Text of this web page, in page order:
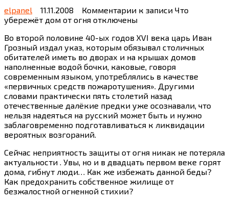
elpanel 11.11.2008 Комментарии к записи Что
убережёт дом от огня отключены
Во второй половине 40-ых годов XVI века царь Иван
Грозный издал указ, которым обязывал столичных
обитателей иметь во дворах и на крышах домов
наполненные водой бочки, каковые, говоря
современным языком, употреблялись в качестве
«первичных средств пожаротушения». Другими
словами практически пять столетий назад
отечественные далёкие предки уже осознавали, что
нельзя надеяться на русский может быть и нужно
заблаговременно подготавливаться к ликвидации
вероятных возгораний.
Сейчас неприятность защиты от огня никак не потеряла
актуальности . Увы, но и в двадцать первом веке горят
дома, гибнут люди… Как же избежать данной беды?
Как предохранить собственное жилище от
безжалостной огненной стихии?